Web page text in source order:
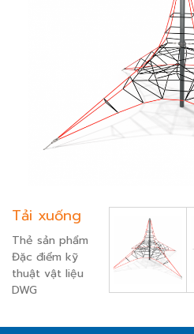
Tải xuống
Thẻ sản phẩm
Đặc điểm kỹ
thuật vật liệu
DWG